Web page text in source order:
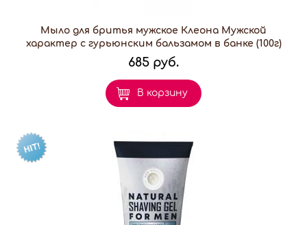
Мыло для бритья мужское Клеона Мужской
характер с гурьюнским бальзамом в банке (100г)
685 руб.
В корзину